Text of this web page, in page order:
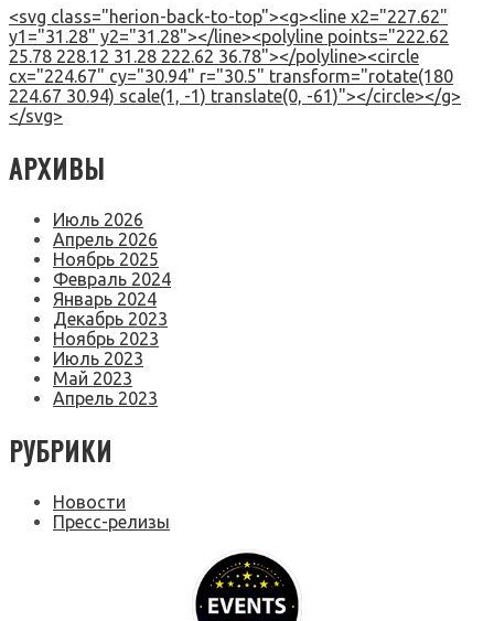
<svg class="herion-back-to-top"><g><line x2="227.62"
y1="31.28" y2="31.28"></line><polyline points="222.62
25.78 228.12 31.28 222.62 36.78"></polyline><circle
cx="224.67" cy="30.94" r="30.5" transform="rotate(180
224.67 30.94) scale(1, -1) translate(0, -61)"></circle></g>
</svg>
АРХИВЫ
Июль 2026
Апрель 2026
Ноябрь 2025
Февраль 2024
Январь 2024
Декабрь 2023
Ноябрь 2023
Июль 2023
Май 2023
Апрель 2023
РУБРИКИ
Новости
Пресс-релизы